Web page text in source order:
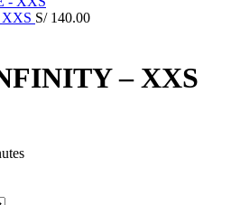
XXS S/140.00
– XXS